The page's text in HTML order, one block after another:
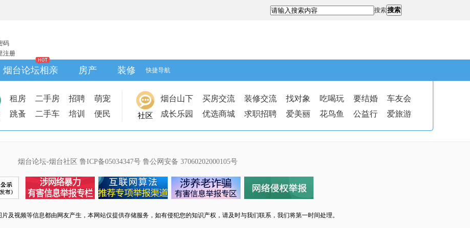
搜索搜索
码
注册
烟台论坛相亲 房产 装修 快捷导航
租房 二手房 招聘
萌宠
跳蚤
二手车 培训 便民 社区
烟台山下 买房交流 装修交流 找对象 吃喝玩 要结婚
车友会
成长乐园
优选商城 求职招聘 爱美丽 花鸟鱼 公益行 爱旅游
烟台论坛-烟台社区 鲁ICP备05034347号 鲁公网安备 37060202000105号
及视频等信息都由网友产生，本网站仅提供存储服务，如有侵犯您的知识产权，请及时与我们联系，我们将第一时间处理。